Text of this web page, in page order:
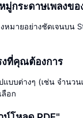
กระดาษเพลงขอ
หมายอย่างชัดเจนบน
งที่คุณต้องการ
บต่างๆ (เช่น จำนว
อก